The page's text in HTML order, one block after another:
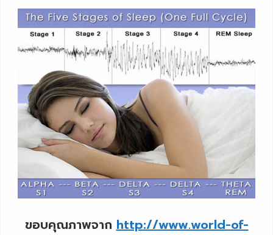
ขอบคุณภาพจาก http://www.world-of-